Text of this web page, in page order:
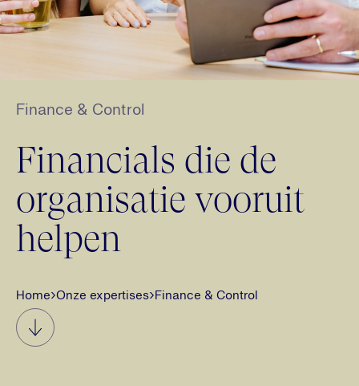
Finance & Control
Financials die de
organisatie vooruit
helpen
Home›Onze expertises›Finance & Control